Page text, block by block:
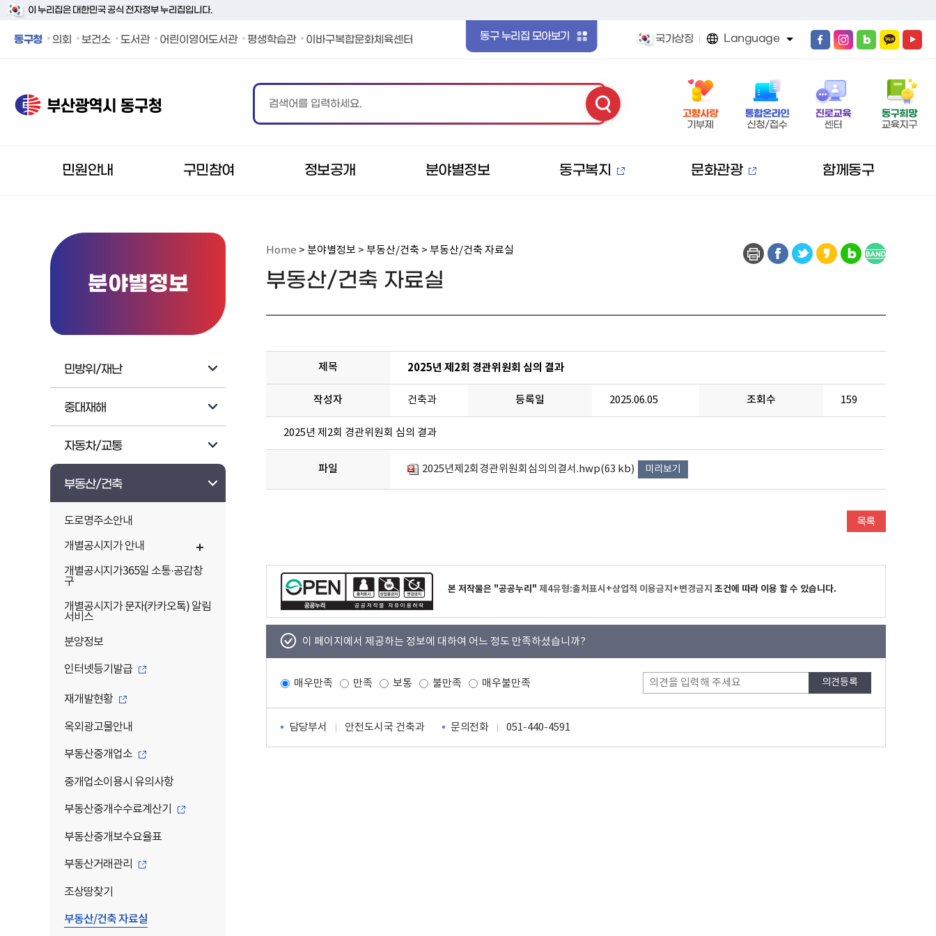
이 누리집은 대한민국 공식 전자정부 누리집입니다.
동구청 의회 보건소 도서관 어린이영어도서관 평생학습관 이바구복합문화체육센터 동구 누리집 모아보기 국가상징 Language
동구청 페이스북 바로가기
동구청 인스타그램 바로가기
동구청 블로그 바로가기
동구청 카카오 바로가기
동구청 유튜브 바로가기
민원안내 구민참여 정보공개 분야별정보 동구복지 문화관광 함께동구
분야별정보
민방위/재난
중대재해
자동차/교통
부동산/건축
도로명주소안내
개별공시지가 안내
개별공시지가365일 소통·공감창
구
개별공시지가 문자(카카오톡) 알림
서비스
분양정보
인터넷등기발급
재개발현황
옥외광고물안내
부동산중개업소
중개업소이용시 유의사항
부동산중개수수료계산기
부동산중개보수요율표
부동산거래관리
조상땅찾기
부동산/건축 자료실
Home > 분야별정보 > 부동산/건축 > 부동산/건축 자료실
부동산/건축 자료실
제목 2025년 제2회 경관위원회 심의 결과
작성자 건축과 등록일 2025.06.05 조회수 159
2025년 제2회 경관위원회 심의 결과
파일 2025년제2회경관위원회심의의결서.hwp(63 kb) 미리보기
본 저작물은 "공공누리" 제4유형:출처표시+상업적 이용금지+변경금지 조건에 따라 이용 할 수 있습니다.
이 페이지에서 제공하는 정보에 대하여 어느 정도 만족하셨습니까?
매우만족 만족 보통 불만족 매우불만족
담당부서 안전도시국 건축과 문의전화 051-440-4591